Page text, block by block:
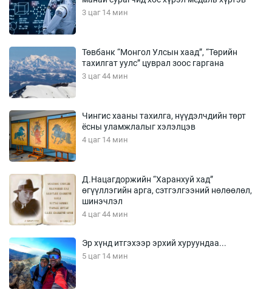
3 цаг 14 мин
Төвбанк “Монгол Улсын хаад”, “Төрийн
тахилгат уулс” цуврал зоос гаргана
3 цаг 44 мин
Чингис хааны тахилга, нүүдэлчдийн төрт
ёсны уламжлалыг хэлэлцэв
4 цаг 14 мин
Д.Нацагдоржийн “Харанхуй хад”
өгүүллэгийн арга, сэтгэлгээний нөлөөлөл,
шинэчлэл
4 цаг 44 мин
Эр хүнд итгэхээр эрхий хуруундаа...
5 цаг 14 мин